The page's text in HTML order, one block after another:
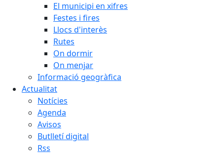
El municipi en xifres
Festes i fires
Llocs d'interès
Rutes
On dormir
On menjar
Informació geogràfica
Actualitat
Notícies
Agenda
Avisos
Butlletí digital
Rss